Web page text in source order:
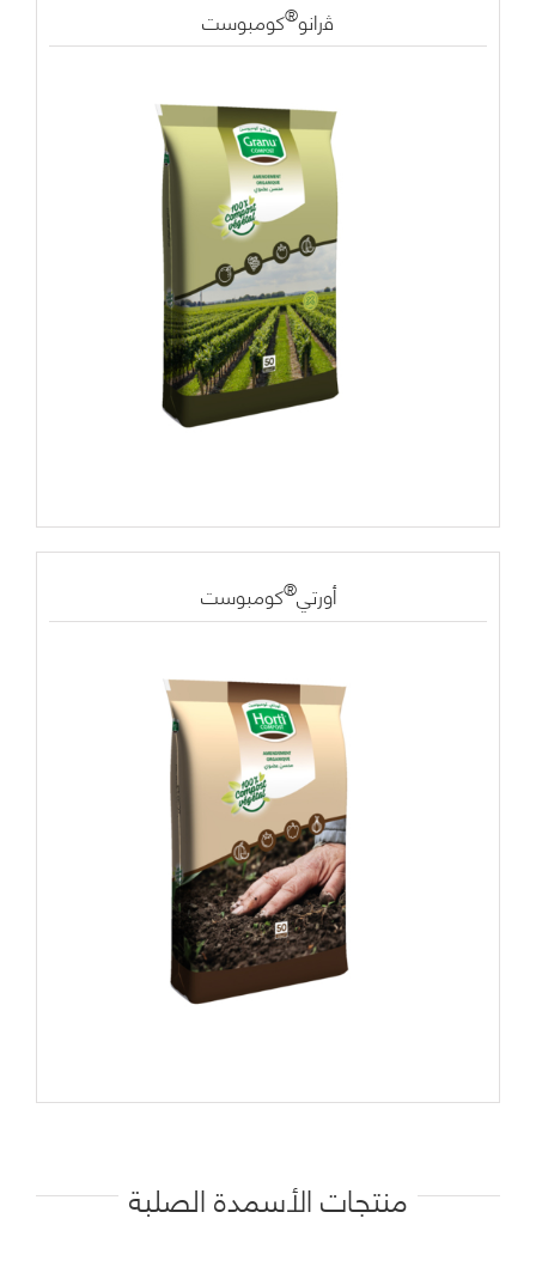
ﭬرانو®كومبوست
أورتي®كومبوست
منتجاتالأسمدة الصلبة